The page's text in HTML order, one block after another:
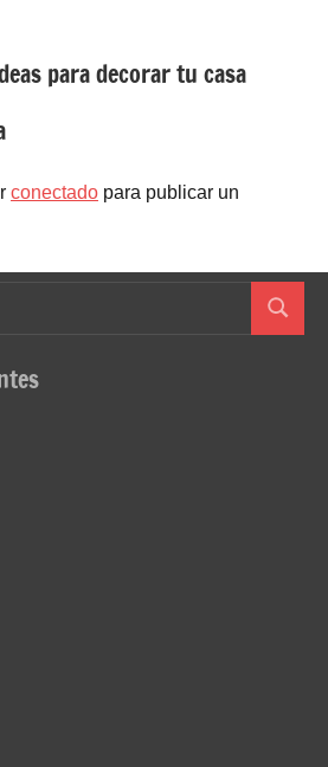
para decorar tu casa
conectado para publicar un
Buscar